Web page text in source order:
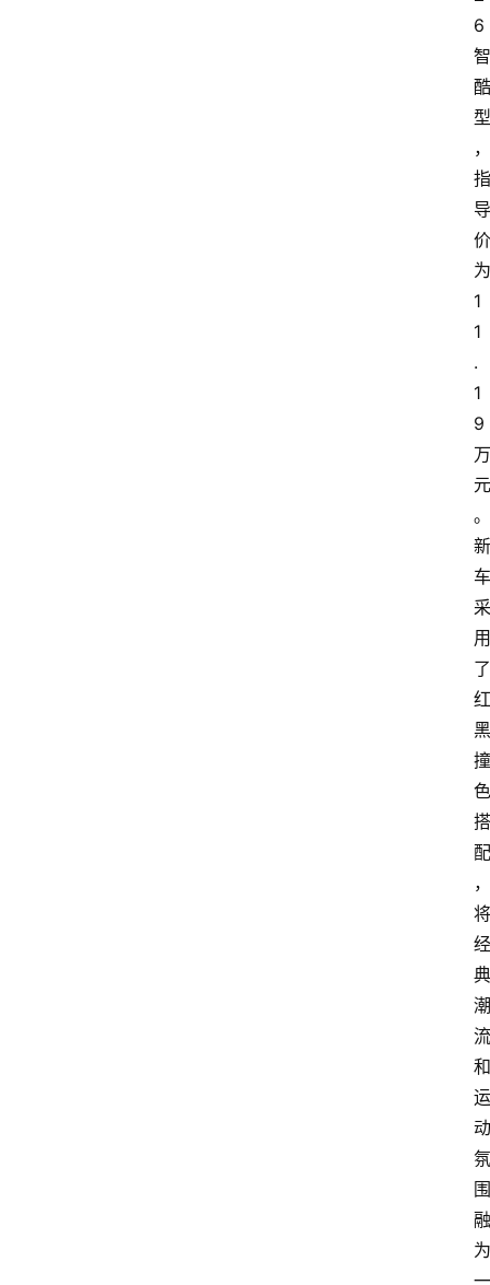
6
智
酷
型
，
指
导
价
为
1
1
.
1
9
万
元
。
新
车
采
用
了
红
黑
撞
色
搭
配
，
将
经
典
潮
流
和
运
动
氛
围
融
为
一